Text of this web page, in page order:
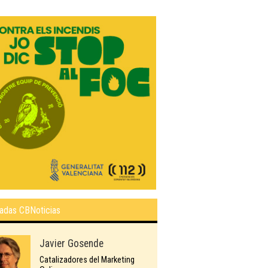
CBNoticias
Javier Gosende
Catalizadores del Marketing